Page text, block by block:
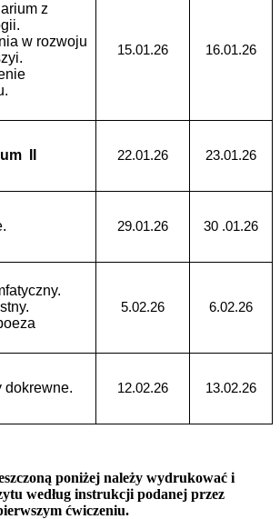
z
w rozwoju
15.01.26 16.01.26
II 22.01.26 23.01.26
29.01.26 30 .01.26
5.02.26 6.02.26
dokrewne. 12.02.26 13.02.26
poniżej należy wydrukować i
według instrukcji podanej przez
ćwiczeniu.